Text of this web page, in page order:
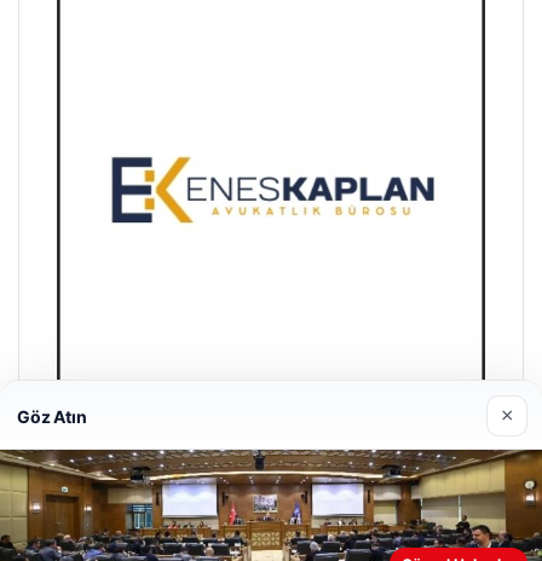
Enes Kaplan Avukatlık Bürosu
28/04/2026
Göz Atın ×